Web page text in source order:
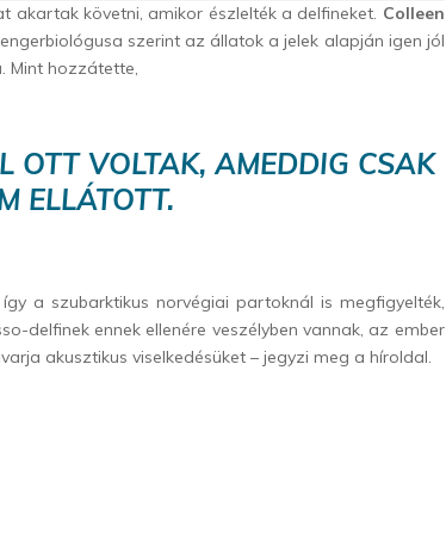
akartak követni, amikor észlelték a delfineket. Colleen
szerint az állatok a jelek alapján igen jól
Mint hozzátette,
OTT VOLTAK, AMEDDIG CSAK
ELLÁTOTT.
a szubarktikus norvégiai partoknál is megfigyelték,
delfinek ennek ellenére veszélyben vannak, az ember
akusztikus viselkedésüket – jegyzi meg a híroldal.